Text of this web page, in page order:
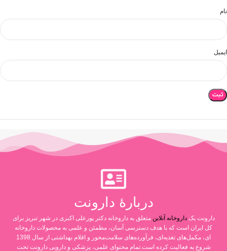
نام
ایمیل
دربارۀ دارونت
دارونت یکداروخانه آنلاین متعلق به داروخانه دکتر پورعلی اکبری در شهر تبریز برای
کل ایران است که با هدف دسترسی آسان، مطمئن و علمی به محصولات داروخانه
ای، مکمل‌های تغذیه‌ای، فرآورده‌های سلامت‌محور و اقلام بهداشتی از سال 1398
شروع به فعالیت کرده است.تمام محتوای علمی، پزشکی و دارویی دارونت تحت